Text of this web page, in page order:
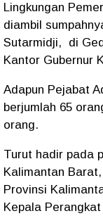
Lingkungan
diambil
Sutarmidji, di
Kantor Gubernur
Adapun Pejabat
berjumlah 65
orang.
Turut hadir pada
Kalimantan
Provinsi
Kepala